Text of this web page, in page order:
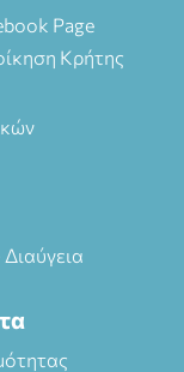
Page
Κρήτης